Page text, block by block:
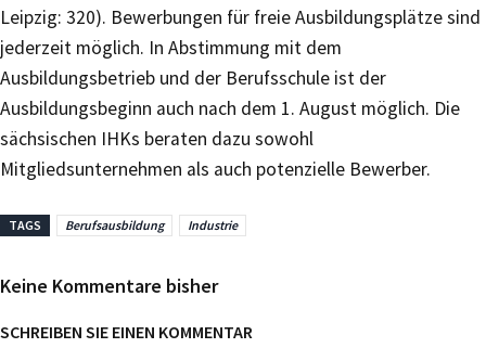
Leipzig: 320). Bewerbungen für freie Ausbildungsplätze sind
jederzeit möglich. In Abstimmung mit dem
Ausbildungsbetrieb und der Berufsschule ist der
Ausbildungsbeginn auch nach dem 1. August möglich. Die
sächsischen IHKs beraten dazu sowohl
Mitgliedsunternehmen als auch potenzielle Bewerber.
TAGS Berufsausbildung Industrie
Keine Kommentare bisher
SCHREIBEN SIE EINEN KOMMENTAR